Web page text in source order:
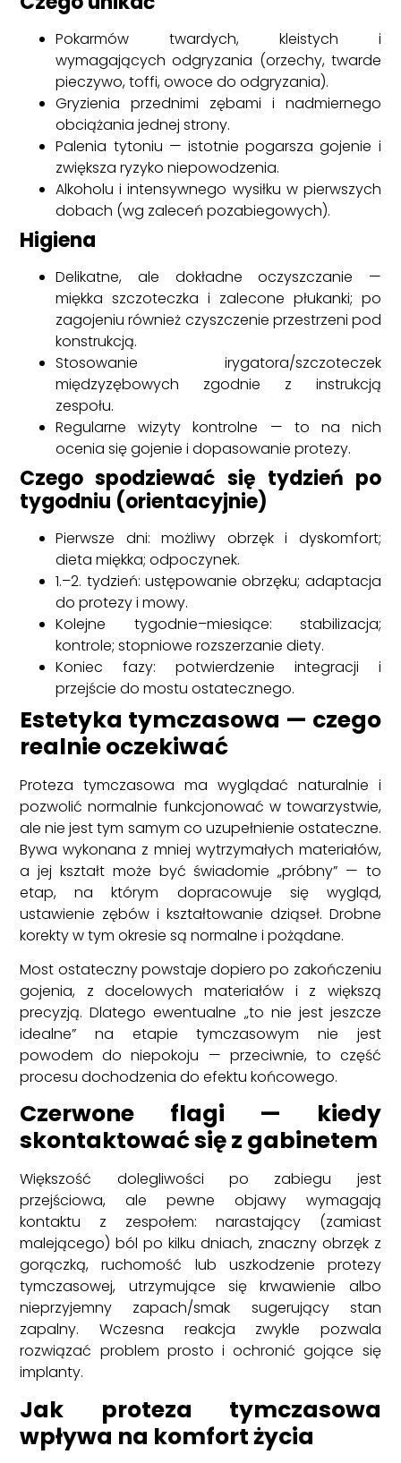
Pokarmów twardych, kleistych i
wymagających odgryzania (orzechy, twarde
pieczywo, toffi, owoce do odgryzania).
Gryzienia przednimi zębami i nadmiernego
obciążania jednej strony.
Palenia tytoniu — istotnie pogarsza gojenie i
zwiększa ryzyko niepowodzenia.
Alkoholu i intensywnego wysiłku w pierwszych
dobach (wg zaleceń pozabiegowych).
Higiena
Delikatne, ale dokładne oczyszczanie —
miękka szczoteczka i zalecone płukanki; po
zagojeniu również czyszczenie przestrzeni pod
konstrukcją.
Stosowanie irygatora/szczoteczek
międzyzębowych zgodnie z instrukcją
zespołu.
Regularne wizyty kontrolne — to na nich
ocenia się gojenie i dopasowanie protezy.
Czego spodziewać się tydzień po
tygodniu (orientacyjnie)
Pierwsze dni: możliwy obrzęk i dyskomfort;
dieta miękka; odpoczynek.
1.–2. tydzień: ustępowanie obrzęku; adaptacja
do protezy i mowy.
Kolejne tygodnie–miesiące: stabilizacja;
kontrole; stopniowe rozszerzanie diety.
Koniec fazy: potwierdzenie integracji i
przejście do mostu ostatecznego.
Estetyka tymczasowa — czego
realnie oczekiwać
Proteza tymczasowa ma wyglądać naturalnie i
pozwolić normalnie funkcjonować w towarzystwie,
ale nie jest tym samym co uzupełnienie ostateczne.
Bywa wykonana z mniej wytrzymałych materiałów,
a jej kształt może być świadomie „próbny” — to
etap, na którym dopracowuje się wygląd,
ustawienie zębów i kształtowanie dziąseł. Drobne
korekty w tym okresie są normalne i pożądane.
Most ostateczny powstaje dopiero po zakończeniu
gojenia, z docelowych materiałów i z większą
precyzją. Dlatego ewentualne „to nie jest jeszcze
idealne” na etapie tymczasowym nie jest
powodem do niepokoju — przeciwnie, to część
procesu dochodzenia do efektu końcowego.
Czerwone flagi — kiedy
skontaktować się z gabinetem
Większość dolegliwości po zabiegu jest
przejściowa, ale pewne objawy wymagają
kontaktu z zespołem: narastający (zamiast
malejącego) ból po kilku dniach, znaczny obrzęk z
gorączką, ruchomość lub uszkodzenie protezy
tymczasowej, utrzymujące się krwawienie albo
nieprzyjemny zapach/smak sugerujący stan
zapalny. Wczesna reakcja zwykle pozwala
rozwiązać problem prosto i ochronić gojące się
implanty.
Jak proteza tymczasowa
wpływa na komfort życia